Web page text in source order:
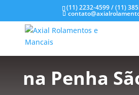
(11) 2232-4599 / (11)
Mancal de
na Penha